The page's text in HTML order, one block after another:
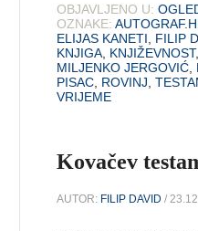
OBJAVLJENO U:
OZNAKE:
ELIJAS KANETI
FILIP
KNJIGA KNJIŽEVNOST,
MILJENKO JERGOVIĆ
PISAC ROVINJ ,
VRIJEME
Kovačev
AUTOR: FILIP DAVID /